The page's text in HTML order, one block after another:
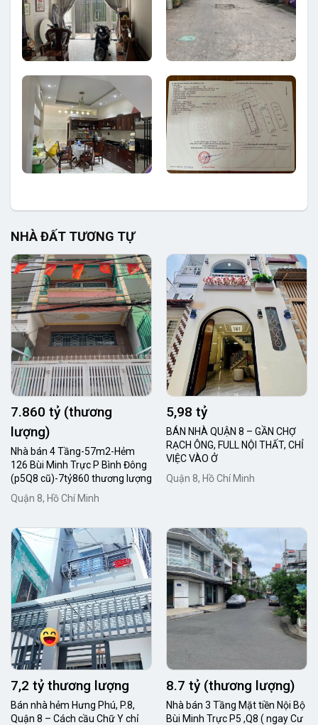
NHÀ ĐẤT TƯƠNG TỰ
7.860 tỷ (thương
lượng)
Nhà bán 4 Tầng-57m2-Hẻm
126 Bùi Minh Trực P Bình Đông
(p5Q8 cũ)-7tỷ860 thương lượng
Quận 8, Hồ Chí Minh
5,98 tỷ
BÁN NHÀ QUẬN 8 – GẦN CHỢ
RẠCH ÔNG, FULL NỘI THẤT, CHỈ
VIỆC VÀO Ở
Quận 8, Hồ Chí Minh
7,2 tỷ thương lượng
Bán nhà hẻm Hưng Phú, P.8,
Quận 8 – Cách cầu Chữ Y chỉ
8.7 tỷ (thương lượng)
Nhà bán 3 Tầng Mặt tiền Nội Bộ
Bùi Minh Trực P5 ,Q8 ( ngay Cư